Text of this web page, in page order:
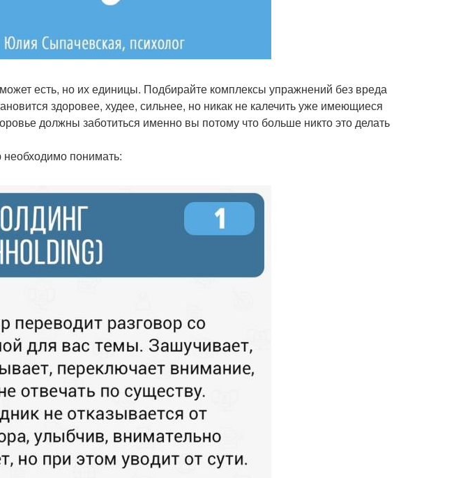
есть, но их единицы. Подбирайте комплексы упражнений без вреда
здоровее, худее, сильнее, но никак не калечить уже имеющиеся
должны заботиться именно вы потому что больше никто это делать
понимать: